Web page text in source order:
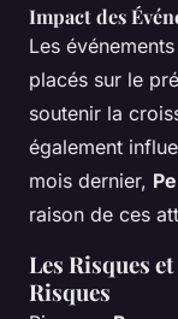
Impact des
Les
placés sur le
soutenir la
également
mois dernier,
raison de ces
Les Risques
Risques